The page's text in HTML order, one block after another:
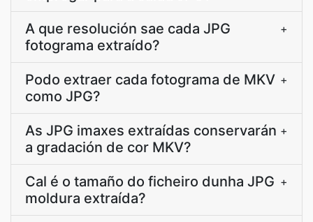
A que resolución sae cada JPG
fotograma extraído?
+
Podo extraer cada fotograma de MKV
como JPG?
+
As JPG imaxes extraídas conservarán
a gradación de cor MKV?
+
Cal é o tamaño do ficheiro dunha JPG
moldura extraída?
+